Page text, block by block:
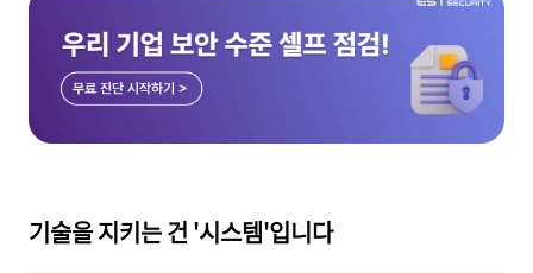
기술을 지키는 건 '시스템'입니다